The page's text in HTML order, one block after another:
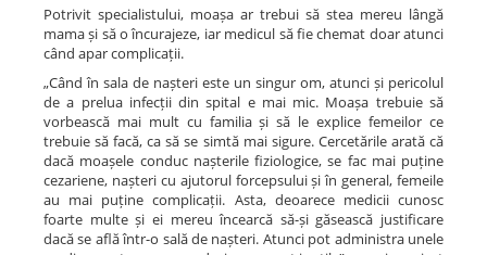
Potrivit specialistului, moașa ar trebui să stea mereu lângă
mama și să o încurajeze, iar medicul să fie chemat doar atunci
când apar complicații.
„Când în sala de nașteri este un singur om, atunci și pericolul
de a prelua infecții din spital e mai mic. Moașa trebuie să
vorbească mai mult cu familia și să le explice femeilor ce
trebuie să facă, ca să se simtă mai sigure. Cercetările arată că
dacă moașele conduc nașterile fiziologice, se fac mai puține
cezariene, nașteri cu ajutorul forcepsului și în general, femeile
au mai puține complicații. Asta, deoarece medicii cunosc
foarte multe și ei mereu încearcă să-și găsească justificare
dacă se află într-o sală de nașteri. Atunci pot administra unele